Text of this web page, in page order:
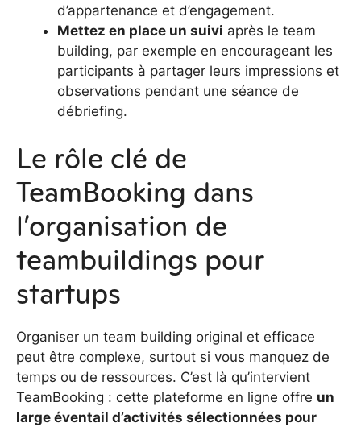
d’appartenance et d’engagement.
Mettez en place un suivi après le team
building, par exemple en encourageant les
participants à partager leurs impressions et
observations pendant une séance de
débriefing.
Le rôle clé de
TeamBooking dans
l’organisation de
teambuildings pour
startups
Organiser un team building original et efficace
peut être complexe, surtout si vous manquez de
temps ou de ressources. C’est là qu’intervient
TeamBooking : cette plateforme en ligne offre un
large éventail d’activités sélectionnées pour